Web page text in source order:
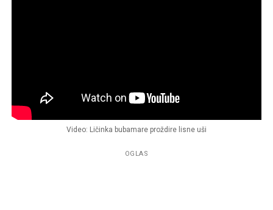
Video: Ličinka bubamare proždire lisne uši
OGLAS